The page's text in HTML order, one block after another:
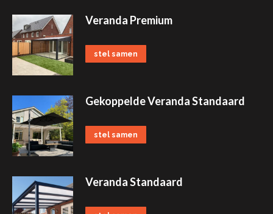
Veranda Premium
stel samen
Gekoppelde Veranda Standaard
stel samen
Veranda Standaard